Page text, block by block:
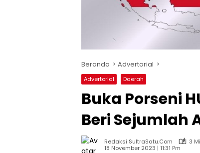
Beranda Advertorial
Advertorial Daerah
Buka Porseni
Beri Sejumlah
Redaksi SultraSatu.Com
3
18 November 2023 | 11:31 Pm